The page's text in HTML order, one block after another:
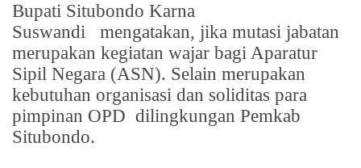
Bupati Situbondo Karna
Suswandi
mengatakan, jika mutasi jabatan
merupakan kegiatan wajar bagi Aparatur
Sipil Negara (ASN). Selain merupakan
kebutuhan organisasi dan soliditas para
pimpinan OPD dilingkungan Pemkab
Situbondo.